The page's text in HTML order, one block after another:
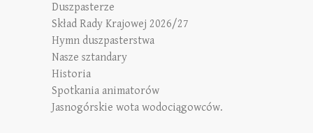
Duszpasterze
Skład Rady Krajowej 2026/27
Hymn duszpasterstwa
Nasze sztandary
Historia
Spotkania animatorów
Jasnogórskie wota wodociągowców.